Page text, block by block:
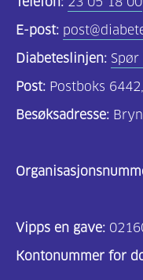
E-post:
Diabeteslinjen:
Post: Postboks
Besøksadresse:
Vipps en gave:
Kontonummer for